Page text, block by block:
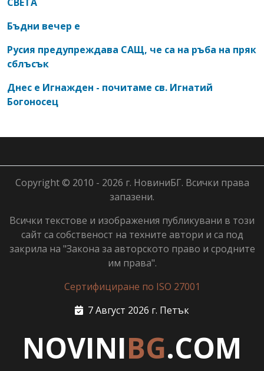
Бъдни вечер е
Русия предупреждава САЩ, че са на ръба на пряк
сблъсък
Днес е Игнажден - почитаме св. Игнатий
Богоносец
Copyright © 2010 - 2026 г. НовиниБГ. Всички права
запазени.
Всички текстове и изображения публикувани в този
сайт са собственост на техните автори и са под
закрила на "Закона за авторското право и сродните
им права".
Сертифициране по ISO 27001
7 Август 2026 г. Петък
NOVINIBG.COM